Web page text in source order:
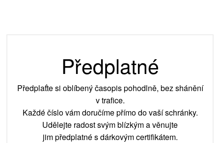
Předplatné
Předplaťte si oblíbený časopis pohodlně, bez shánění
v trafice.
Každé číslo vám doručíme přímo do vaší schránky.
Udělejte radost svým blízkým a věnujte
jim předplatné s dárkovým certifikátem.